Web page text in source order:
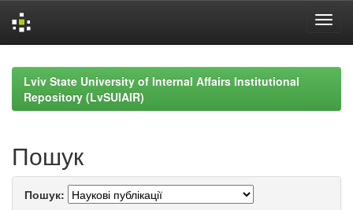
navigationLviv State University of Internal Affairs Institutional
Repository (LvSUIAIR)
Пошук
Пошук: